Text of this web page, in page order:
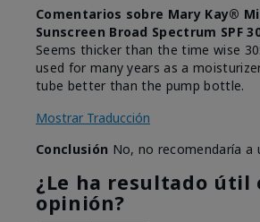
Comentarios sobre Mary Kay®
Sunscreen Broad Spectrum SPF
Seems thicker than the time wise
used for many years as a
tube better than the pump bottle.
Mostrar Traducción
Conclusión No, no recomendaría a
¿Le ha resultado útil
opinión?